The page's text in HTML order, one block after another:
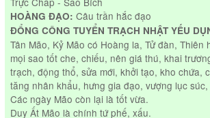
HOÀNG ĐẠO: Câu trần hắc đạo
ĐỔNG CÔNG TUYỂN TRẠCH NHẬT YẾU
Tân Mão, Kỷ Mão có Hoàng la, Tử đàn, Thiên
mọi sao tốt che, chiếu, nên giá thú, khai
trạch, động thổ, sửa mới, khởi tạo, kho chứa,
tăng nhân khẩu, hưng gia đạo, vượng lục
Các ngày Mão còn lại là tốt vừa.
Duy Ất Mão là chính tứ phế, xấu.